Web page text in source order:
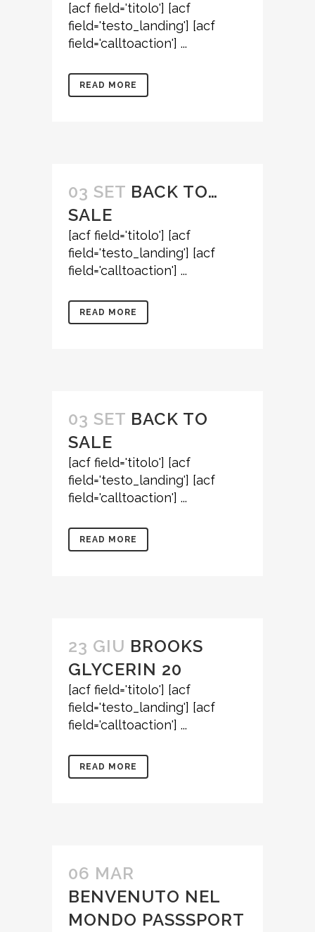
[acf field='titolo'] [acf
field='testo_landing'] [acf
field='calltoaction'] ...
READ MORE
03 SET BACK TO…
SALE
[acf field='titolo'] [acf
field='testo_landing'] [acf
field='calltoaction'] ...
READ MORE
03 SET BACK TO
SALE
[acf field='titolo'] [acf
field='testo_landing'] [acf
field='calltoaction'] ...
READ MORE
23 GIU BROOKS
GLYCERIN 20
[acf field='titolo'] [acf
field='testo_landing'] [acf
field='calltoaction'] ...
READ MORE
06 MAR
BENVENUTO NEL
MONDO PASSSPORT